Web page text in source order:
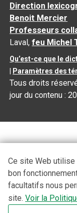
Direction
Benoit Mercier
Professeurs
Laval,feu Michel
Qu’est-ce que le
| Paramètres des
Tous droits
jour du contenu :
Ce site Web
bon
facultatifs nous
site. Voir la